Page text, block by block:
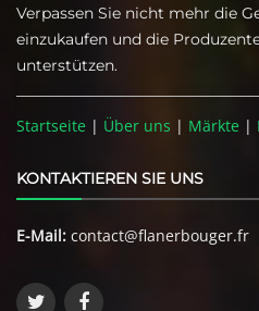
Verpassen Sie nicht mehr die
einzukaufen und die
unterstützen.
Startseite | Über uns | Märkte |
KONTAKTIEREN SIE UNS
E-Mail: contact@flanerbouger.fr